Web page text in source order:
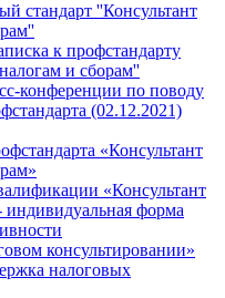
стандарт ''Консультант
к профстандарту
и сборам''
конференции по поводу
(02.12.2021)
«Консультант
«Консультант
индивидуальная форма
консультировании»
налоговых